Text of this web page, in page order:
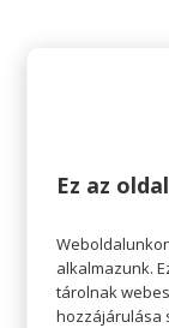
Ez az
alkalmazunk.
tárolnak
hozzájárulása